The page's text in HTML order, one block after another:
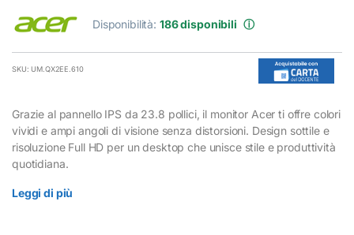
Disponibilità: 186 disponibili ⓘ
SKU: UM.QX2EE.610
Grazie al pannello IPS da 23.8 pollici, il monitor Acer ti offre colori
vividi e ampi angoli di visione senza distorsioni. Design sottile e
risoluzione Full HD per un desktop che unisce stile e produttività
quotidiana.
Leggi di più